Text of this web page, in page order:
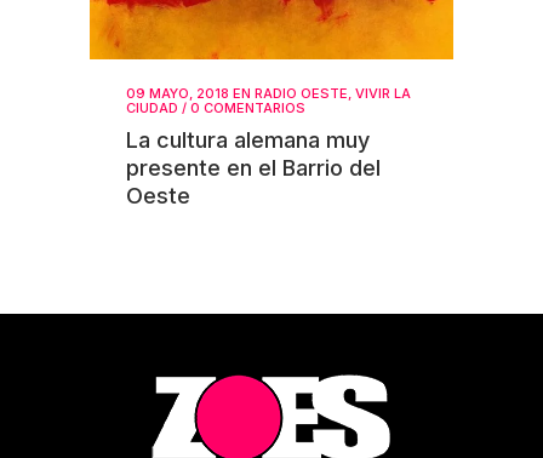
09 MAYO, 2018 EN RADIO OESTE VIVIR LA
CIUDAD / 0 COMENTARIOS
La cultura alemana muy
presente en el Barrio del
Oeste